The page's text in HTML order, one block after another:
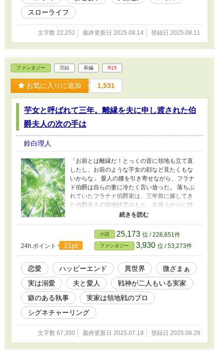
スローライフ
文字数 22,252 最終更新日 2025.08.14 登録日 2025.08.11
ファンタジー 完結 長編 R15
お気に入りに追加 1,531
芋女と呼ばれて三年。離縁を夫に申し渡された伯
爵夫人の次の手は
鈴白理人
「お前とは離縁だ！とっくの昔に領地も立て直
したし、お前のような芋女の顔など見たくもな
いからな」 愛人の腰を引き寄せながら、フラナ
ド伯爵は自らの妻に冷たく言い放った。 落ちぶ
れていたフラナド伯爵家は、三年前に嫁してき
た伯爵夫人の領地経営のもと、右肩上がりに持
ち直した。 その伯爵夫人こそ、離縁をまさに今
を続けていれば、名を消されて飼い殺しか、そ
れとも毒殺か。 離婚証明書に国王陛下の印璽を
頂いて初めて、貴族の離婚は成立する。 離婚証
明書が王城に到達するまでの五日間、三年間尽
くしてくれた使用人たちと共に、実家への出戻
り帰還劇が幕を開ける──！
24h.ポイント 21pt
小説 25,173 位 / 228,651件
ファンタジー 3,930 位 / 53,273件
恋愛 ハッピーエンド 異世界
微ざまぁ
実は溺愛
夫と愛人
戦神が二人もいる実家
癖のある執事
実家は領地戦のプロ
シグネチャーリング
文字数 67,350 最終更新日 2025.07.19 登録日 2025.06.28